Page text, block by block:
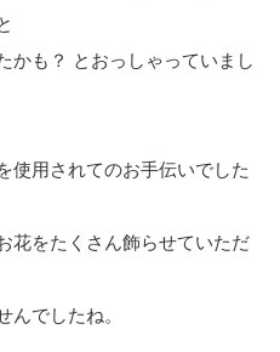
かも？ とおっしゃっていまし
使用されてのお手伝いでした
花をたくさん飾らせていただ
でしたね。